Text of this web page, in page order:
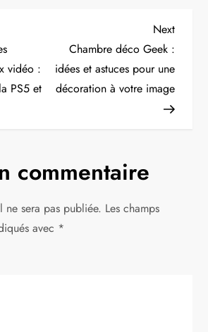
vidéo :
PS5 et
Next
Post
Next
Chambre déco Geek :
idées et astuces pour une
décoration à votre image
commentaire
ne sera pas publiée. Les champs
avec *